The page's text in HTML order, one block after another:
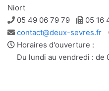
Niort
Téléphone
05 49 06 79 79
05 16
Adresse
e-
mail
contact@deux-sevres.fr
Horaires d'ouverture :
Du lundi au vendredi : de